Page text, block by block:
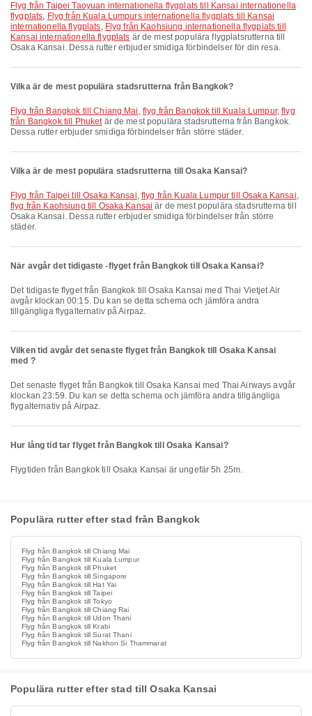
Flyg från Taipei Taoyuan internationella flygplats till Kansai internationella
flygplats, Flyg från Kuala Lumpurs internationella flygplats till Kansai
internationella flygplats, Flyg från Kaohsiung internationella flygplats till
Kansai internationella flygplats är de mest populära flygplatsrutterna till
Osaka Kansai. Dessa rutter erbjuder smidiga förbindelser för din resa.
Vilka är de mest populära stadsrutterna från Bangkok?
flyg från Bangkok till Chiang Mai , flyg från Bangkok till Kuala Lumpur,flyg
från Bangkok till Phuketär de mest populära stadsrutterna från Bangkok.
Dessa rutter erbjuder smidiga förbindelser från större städer.
Vilka är de mest populära stadsrutterna till Osaka Kansai?
flyg från Taipei till Osaka Kansai,flyg från Kuala Lumpur till Osaka Kansai,
flyg från Kaohsiung till Osaka Kansai är de mest populära stadsrutterna till
Osaka Kansai. Dessa rutter erbjuder smidiga förbindelser från större
städer.
När avgår det tidigaste -flyget från Bangkok till Osaka Kansai?
Det tidigaste flyget från Bangkok till Osaka Kansai med Thai Vietjet Air
avgår klockan 00:15. Du kan se detta schema och jämföra andra
tillgängliga flygalternativ på Airpaz.
Vilken tid avgår det senaste flyget från Bangkok till Osaka Kansai
med ?
Det senaste flyget från Bangkok till Osaka Kansai med Thai Airways avgår
klockan 23:59. Du kan se detta schema och jämföra andra tillgängliga
flygalternativ på Airpaz.
Hur lång tid tar flyget från Bangkok till Osaka Kansai?
Flygtiden från Bangkok till Osaka Kansai är ungefär 5h 25m.
Populära rutter efter stad från Bangkok
Flyg från Bangkok till Chiang Mai
Flyg från Bangkok till Kuala Lumpur
Flyg från Bangkok till Phuket
Flyg från Bangkok till Singapore
Flyg från Bangkok till Hat Yai
Flyg från Bangkok till Taipei
Flyg från Bangkok till Tokyo
Flyg från Bangkok till Chiang Rai
Flyg från Bangkok till Udon Thani
Flyg från Bangkok till Krabi
Flyg från Bangkok till Surat Thani
Flyg från Bangkok till Nakhon Si Thammarat
Populära rutter efter stad till Osaka Kansai